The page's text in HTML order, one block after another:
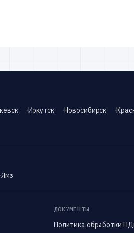
Иркутск Новосибирск
Ямз
ДОКУМЕНТЫ
Политика обработки